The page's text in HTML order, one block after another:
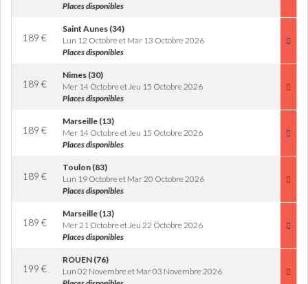
Places disponibles
189 €
Saint Aunes (34)
Lun 12 Octobre et Mar 13 Octobre 2026
Places disponibles
189 €
Nimes (30)
Mer 14 Octobre et Jeu 15 Octobre 2026
Places disponibles
189 €
Marseille (13)
Mer 14 Octobre et Jeu 15 Octobre 2026
Places disponibles
189 €
Toulon (83)
Lun 19 Octobre et Mar 20 Octobre 2026
Places disponibles
189 €
Marseille (13)
Mer 21 Octobre et Jeu 22 Octobre 2026
Places disponibles
199 €
ROUEN (76)
Lun 02 Novembre et Mar 03 Novembre 2026